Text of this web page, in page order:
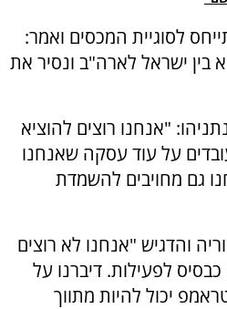
לסוגיית המכסים ואמר:
בין ישראל לארה"ב ונסיר את
"אנחנו רוצים להוציא
על עוד עסקה שאנחנו
גם מחויבים להשמדת
והדגיש "אנחנו לא רוצים
לפעילות. דיברנו על
יכול להיות מתווך